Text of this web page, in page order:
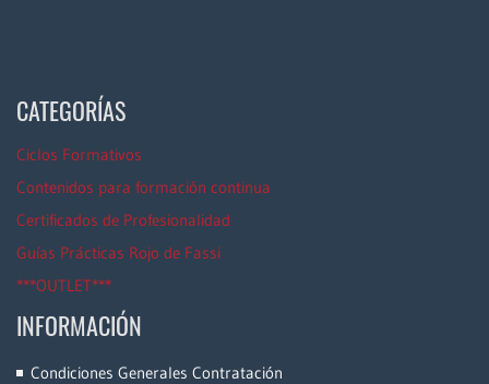
CATEGORÍAS
Ciclos Formativos
Contenidos para formación continua
Certificados de Profesionalidad
Guías Prácticas Rojo de Fassi
***OUTLET***
INFORMACIÓN
Condiciones Generales Contratación